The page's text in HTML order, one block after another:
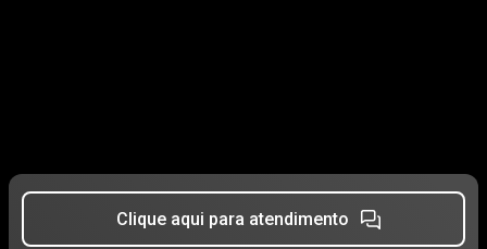
Clique aqui para atendimento